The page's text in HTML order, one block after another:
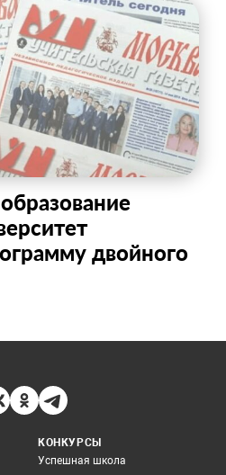
двойного
КОНКУРСЫ
Успешная школа